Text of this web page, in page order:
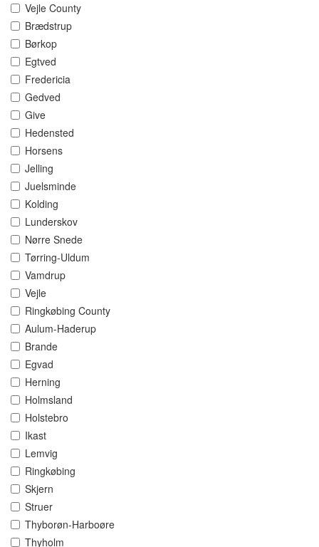
Vejle County
Brædstrup
Børkop
Egtved
Fredericia
Gedved
Give
Hedensted
Horsens
Jelling
Juelsminde
Kolding
Lunderskov
Nørre Snede
Tørring-Uldum
Vamdrup
Vejle
Ringkøbing County
Aulum-Haderup
Brande
Egvad
Herning
Holmsland
Holstebro
Ikast
Lemvig
Ringkøbing
Skjern
Struer
Thyborøn-Harboøre
Thyholm